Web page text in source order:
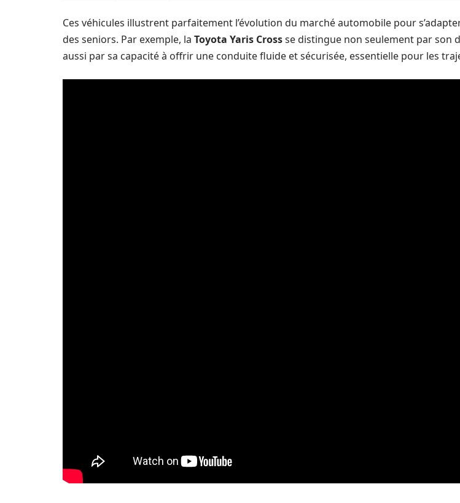
Ces véhicules illustrent parfaitement l’évolution du marché automobile pour
des seniors. Par exemple, la Toyota Yaris Crossse distingue non seulement par son
aussi par sa capacité à offrir une conduite fluide et sécurisée, essentielle pour les